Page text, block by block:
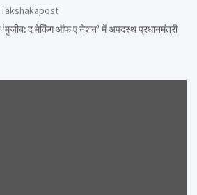
‘मुजीब: द मेकिंग ऑफ ए नेशन’ में अपदस्थ प्रधानमंत्री